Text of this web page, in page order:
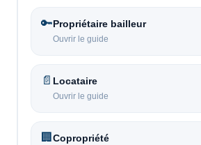
🔑Propriétaire bailleur
Ouvrir le guide
📄 Locataire
Ouvrir le guide
🏢 Copropriété